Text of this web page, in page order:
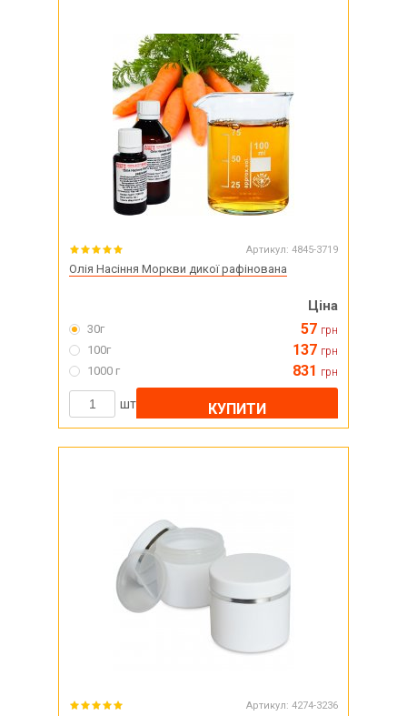
Артикул: 4845-3719
Олія Насіння Моркви дикої рафінована
Ціна
30г 57 грн
100г 137 грн
1000 г 831 грн
шт КУПИТИ
Артикул: 4274-3236